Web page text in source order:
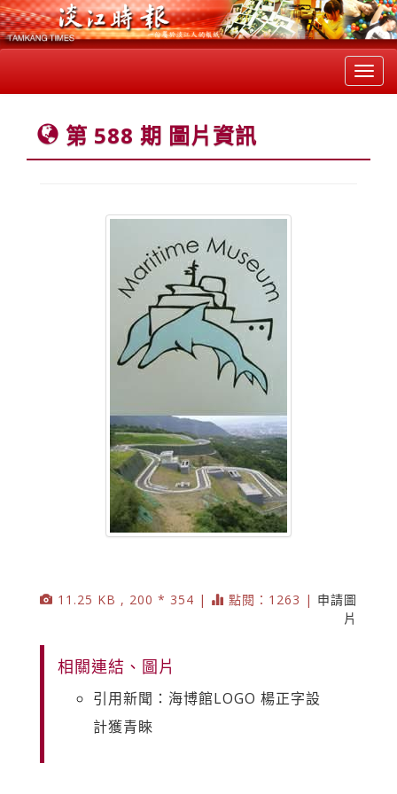
第 588 期 圖片資訊
11.25 KB , 200 * 354 | 點閱：1263 | 申請圖
片
相關連結、圖片
引用新聞：海博館LOGO 楊正字設
計獲青睞